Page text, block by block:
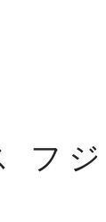
フ